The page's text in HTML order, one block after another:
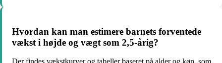
Hvordan kan man estimere barnets forventede
vækst i højde og vægt som 2,5-årig?